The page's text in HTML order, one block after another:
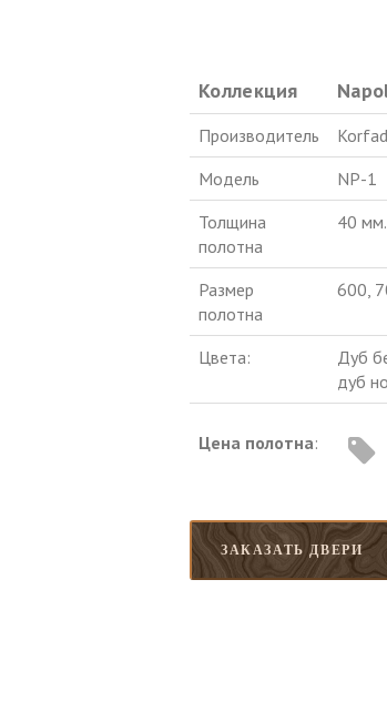
Коллекция
Производитель
Korfad
Модель
NP-1
Толщина
полотна
40 мм.
Размер
полотна
600,
Цвета:
Дуб
дуб
Цена полотна:
ЗАКАЗАТЬ ДВЕРИ